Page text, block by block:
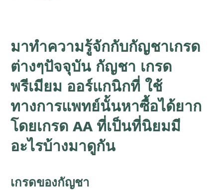
มาทำความรู้จักกับกัญชาเกรด
ต่างๆปัจจุบัน กัญชา เกรด
พรีเมียม ออร์แกนิกที่ ใช้
ทางการแพทย์นั้นหาซื้อได้ยาก
โดยเกรด AA ที่เป็นที่นิยมมี
อะไรบ้างมาดูกัน
เกรดของกัญชา